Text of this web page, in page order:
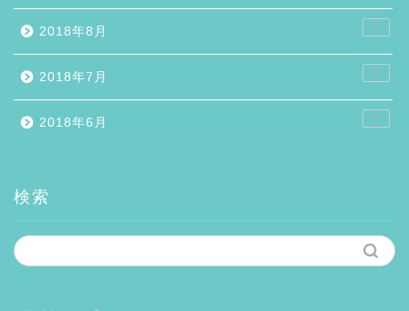
2018年8月 1
2018年7月 7
2018年6月 7
検索